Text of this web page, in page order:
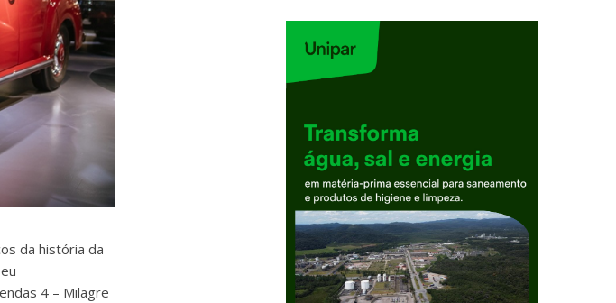
da história da
4 – Milagre